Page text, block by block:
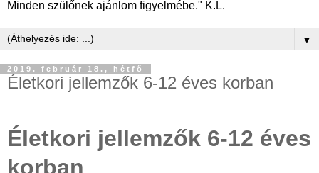
Minden szülőnek ajánlom figyelmébe." K.L.
▼
2019. február 18., hétfő
Életkori jellemzők 6-12 éves korban
Életkori jellemzők 6-12 éves
korban